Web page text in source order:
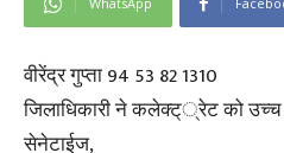
वीरेंद्र गुप्ता 94 53 82 1310
जिलाधिकारी ने कलेक्ट््रेट को उच्च
सेनेटाईज,